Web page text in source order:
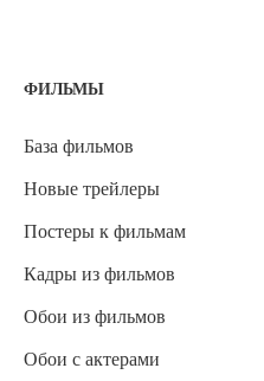
ФИЛЬМЫ
База фильмов
Новые трейлеры
Постеры к фильмам
Кадры из фильмов
Обои из фильмов
Обои с актерами